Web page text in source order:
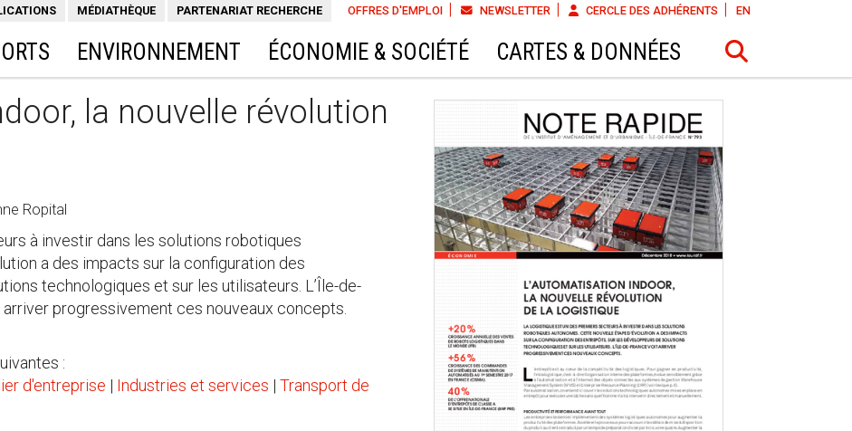
OFFRES D'EMPLOI NEWSLETTER CERCLE DES ADHÉRENTS EN
MÉDIATHÈQUE PARTENARIAT RECHERCHE
ENVIRONNEMENT ÉCONOMIE & SOCIÉTÉ CARTES & DONNÉES
la nouvelle révolution
Ropital
à investir dans les solutions robotiques
a des impacts sur la configuration des
technologiques et sur les utilisateurs. L’Île-de-
progressivement ces nouveaux concepts.
:
d'entreprise | Industries et services | Transport de